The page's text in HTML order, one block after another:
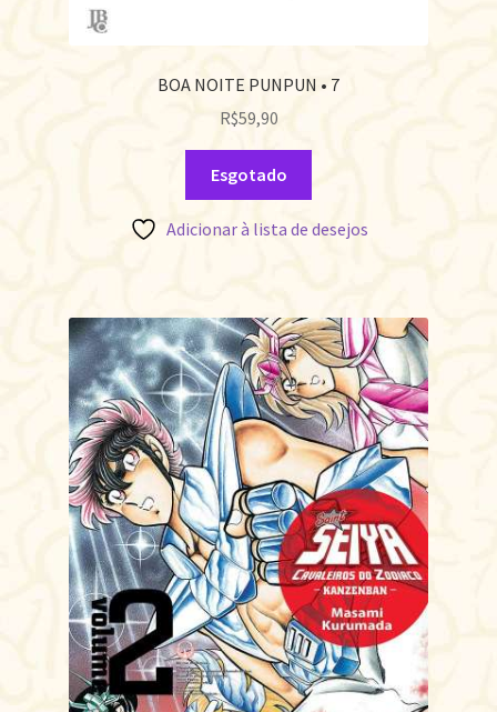
BOA NOITE PUNPUN • 7
R$59,90
Esgotado
Adicionar à lista de desejos